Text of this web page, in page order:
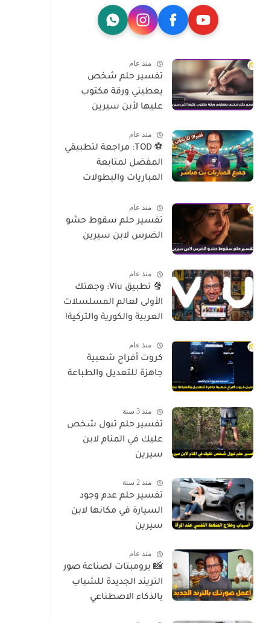
منذ عام
تفسير حلم شخص
يعطيني ورقة مكتوب
عليها لأبن سيرين
منذ عام
⚽ TOD: مراجعة لتطبيقي
المفضل لمتابعة
المباريات والبطولات
منذ عام
تفسير حلم سقوط حشو
الضرس لابن سيرين
منذ عام
🍿 تطبيق Viu: وجهتك
الأولى لعالم المسلسلات
العربية والكورية والتركية!
منذ عام
كروت أفراح شعبية
جاهزة للتعديل والطباعة
منذ 3 سنة
تفسير حلم تبول شخص
عليك في المنام لابن
سيرين
منذ 2 سنة
تفسير حلم عدم وجود
السيارة في مكانها لابن
سيرين
منذ عام
📸 برومبتات لصناعة صور
التريند الجديدة للشباب
بالذكاء الاصطناعي